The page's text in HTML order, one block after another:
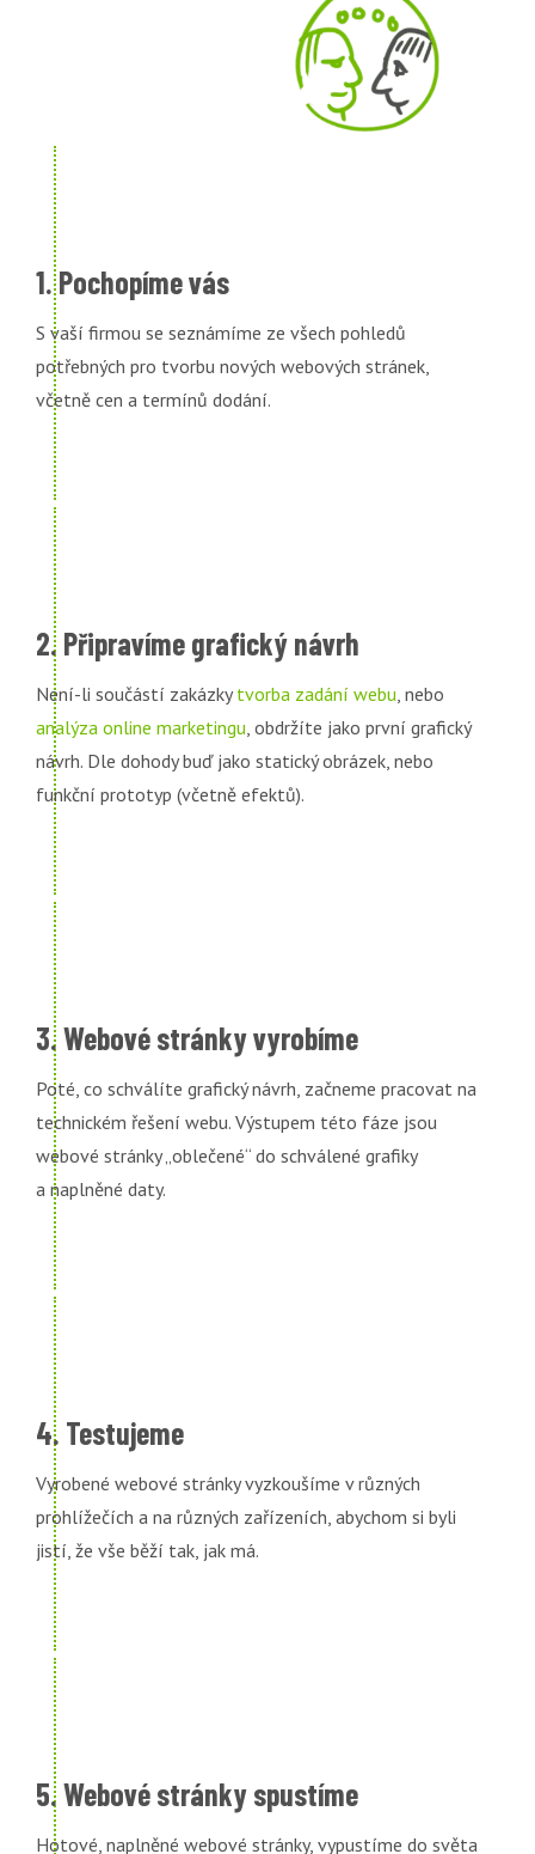
1. Pochopíme vás
S vaší firmou se seznámíme ze všech pohledů
potřebných pro tvorbu nových webových stránek,
včetně cen a termínů dodání.
2. Připravíme grafický návrh
Není-li součástí zakázkytvorba zadání webu, nebo
analýza online marketingu, obdržíte jako první grafický
návrh. Dle dohody buď jako statický obrázek, nebo
funkční prototyp (včetně efektů).
3. Webové stránky vyrobíme
Poté, co schválíte grafický návrh, začneme pracovat na
technickém řešení webu. Výstupem této fáze jsou
webové stránky „oblečené“ do schválené grafiky
a naplněné daty.
4. Testujeme
Vyrobené webové stránky vyzkoušíme v různých
prohlížečích a na různých zařízeních, abychom si byli
jistí, že vše běží tak, jak má.
5. Webové stránky spustíme
Hotové, naplněné webové stránky, vypustíme do světa